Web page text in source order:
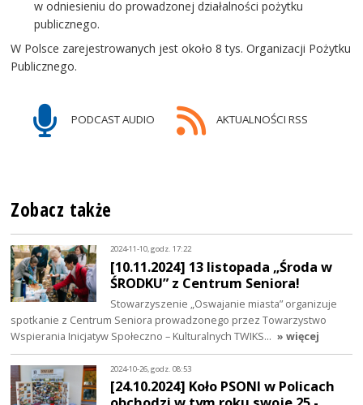
w odniesieniu do prowadzonej działalności pożytku
publicznego.
W Polsce zarejestrowanych jest około 8 tys. Organizacji Pożytku
Publicznego.
PODCAST AUDIO AKTUALNOŚCI RSS
Zobacz także
2024-11-10, godz. 17:22
[10.11.2024] 13 listopada „Środa w
ŚRODKU” z Centrum Seniora!
Stowarzyszenie „Oswajanie miasta” organizuje
spotkanie z Centrum Seniora prowadzonego przez Towarzystwo
Wspierania Inicjatyw Społeczno – Kulturalnych TWIKS… » więcej
2024-10-26, godz. 08:53
[24.10.2024] Koło PSONI w Policach